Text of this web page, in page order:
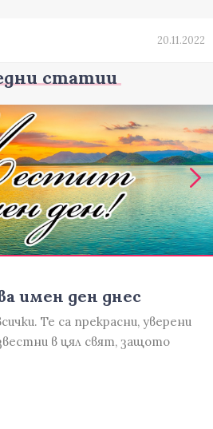
20.11.2022
статии
имен ден днес
Те са прекрасни, уверени
в цял свят, защото